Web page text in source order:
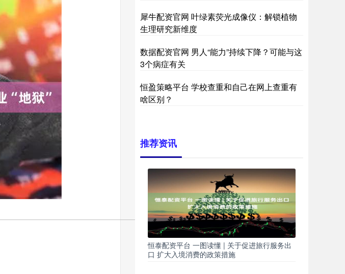
犀牛配资官网 叶绿素荧光成像仪：解锁植物
生理研究新维度
数据配资官网 男人“能力”持续下降？可能与这
3个病症有关
恒盈策略平台 学校查重和自己在网上查重有
啥区别？
推荐资讯
恒泰配资平台 一图读懂 | 关于促进旅行服务出
口 扩大入境消费的政策措施